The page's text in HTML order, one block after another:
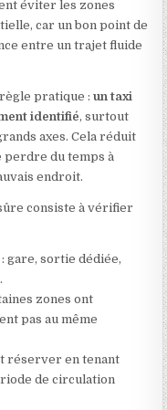
éviter les zones
car un bon point de
entre un trajet fluide
pratique :un taxi
identifié, surtout
axes. Cela réduit
du temps à
endroit.
consiste à vérifier
: gare, sortie dédiée,
zones ont
pas au même
réserver en tenant
de circulation